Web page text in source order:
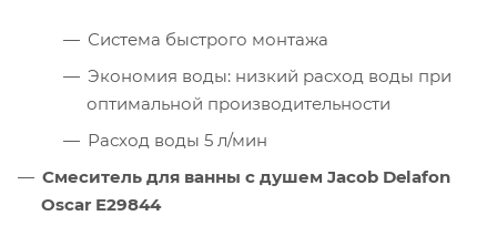
Система быстрого монтажа
Экономия воды: низкий расход воды при
оптимальной производительности
Расход воды 5 л/мин
Смеситель для ванны с душем Jacob Delafon
Oscar E29844